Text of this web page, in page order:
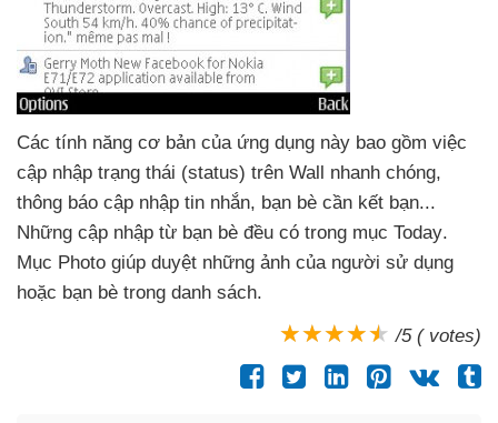
Các tính năng cơ bản của ứng dụng này bao gồm việc
cập nhập trạng thái (status) trên Wall nhanh chóng,
thông báo cập nhập tin nhắn, bạn bè cần kết bạn...
Những cập nhập từ bạn bè đều có trong mục Today.
Mục Photo giúp duyệt những ảnh của người sử dụng
hoặc bạn bè trong danh sách.
/5 ( votes)